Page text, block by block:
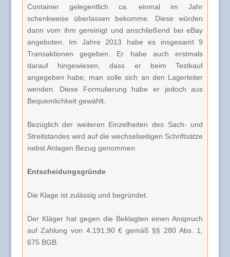
Container gelegentlich ca. einmal im Jahr
schenkweise überlassen bekomme. Diese würden
dann vom ihm gereinigt und anschließend bei eBay
angeboten. Im Jahre 2013 habe es insgesamt 9
Transaktionen gegeben. Er habe auch erstmals
darauf hingewiesen, dass er beim Testkauf
angegeben habe, man solle sich an den Lagerleiter
wenden. Diese Formulierung habe er jedoch aus
Bequemlichkeit gewählt.
Bezüglich der weiteren Einzelheiten des Sach- und
Streitstandes wird auf die wechselseitigen Schriftsätze
nebst Anlagen Bezug genommen.
Entscheidungsgründe
Die Klage ist zulässig und begründet.
Der Kläger hat gegen die Beklagten einen Anspruch
auf Zahlung von 4.191,90 € gemäß §§ 280 Abs. 1,
675 BGB.